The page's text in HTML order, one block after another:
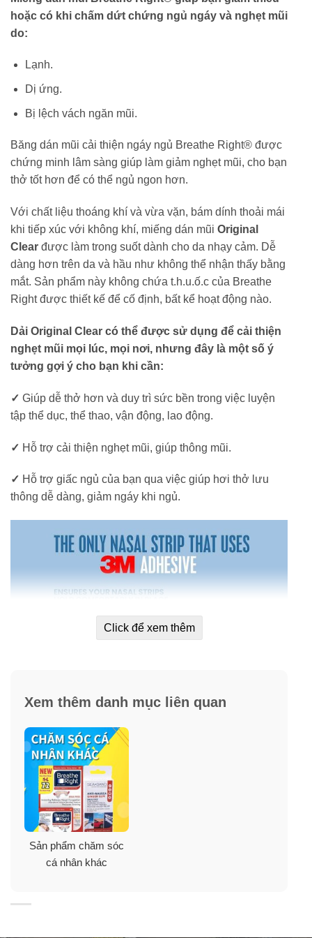
hoặc có khi chấm dứt chứng ngủ ngáy và nghẹt mũi
do:
Lạnh.
Dị ứng.
Bị lệch vách ngăn mũi.
Băng dán mũi cải thiện ngáy ngủ Breathe Right® được
chứng minh lâm sàng giúp làm giảm nghẹt mũi, cho bạn
thở tốt hơn để có thể ngủ ngon hơn.
Với chất liệu thoáng khí và vừa vặn, bám dính thoải mái
khi tiếp xúc với không khí, miếng dán mũi Original
Clear được làm trong suốt dành cho da nhạy cảm. Dễ
dàng hơn trên da và hầu như không thể nhận thấy bằng
mắt. Sản phẩm này không chứa t.h.u.ố.c của Breathe
Right được thiết kế để cố định, bất kể hoạt động nào.
Dải Original Clear có thể được sử dụng để cải thiện
nghẹt mũi mọi lúc, mọi nơi, nhưng đây là một số ý
tưởng gợi ý cho bạn khi cần:
✓ Giúp dễ thở hơn và duy trì sức bền trong việc luyện
tập thể dục, thể thao, vận động, lao động.
✓ Hỗ trợ cải thiện nghẹt mũi, giúp thông mũi.
✓ Hỗ trợ giấc ngủ của bạn qua việc giúp hơi thở lưu
thông dễ dàng, giảm ngáy khi ngủ.
Băng keo dán mũi chống ngáy lúc ngủ Breathe
Right có nhiều loại như:
chú ý cho mắt, chất liệu không gây dị ứng, linh hoạt,
Click để xem thêm
Xem thêm danh mục liên quan
Sản phẩm chăm sóc
cá nhân khác